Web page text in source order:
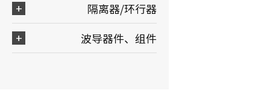
隔离器/环行器
波导器件、组件